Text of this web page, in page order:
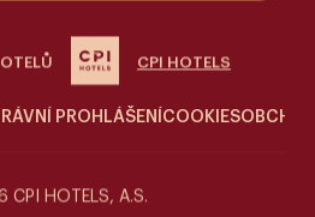
PROHLÁŠENÍCOOKIES
CPI HOTELS
HOTELS, A.S.